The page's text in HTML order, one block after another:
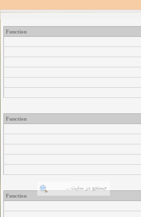
Function
Function
Function